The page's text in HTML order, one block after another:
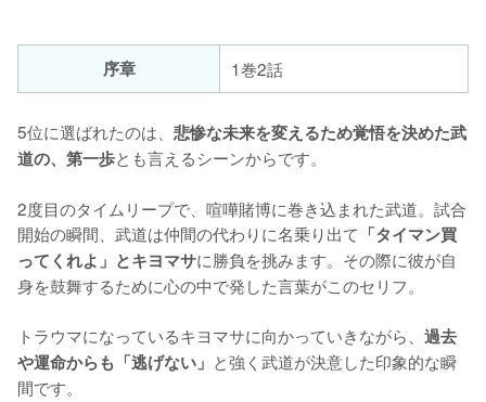
序章 1巻2話
5位に選ばれたのは、 悲惨な未来を変えるため覚悟を決めた武
道の、第一歩とも言えるシーンからです。
2度目のタイムリープで、喧嘩賭博に巻き込まれた武道。試合
開始の瞬間、武道は仲間の代わりに名乗り出て 「タイマン買
ってくれよ」とキヨマサに勝負を挑みます。その際に彼が自
身を鼓舞するために心の中で発した言葉がこのセリフ。
トラウマになっているキヨマサに向かっていきながら、 過去
や運命からも「逃げない」 と強く武道が決意した印象的な瞬
間です。